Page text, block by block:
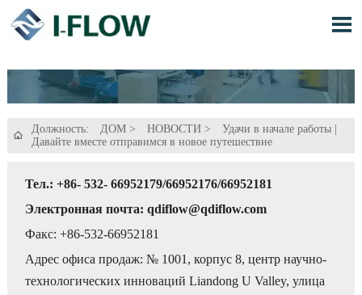


Должность: ДОМ> НОВОСТИ>
Удачи в начале работы |
Давайте вместе отправимся в новое путешествие
Тел.: +86- 532- 66952179/66952176/66952181
Электронная почта: qdiflow@qdiflow.com
Факс: +86-532-66952181
Адрес офиса продаж: № 1001, корпус 8, центр научно-
технологических инноваций Liandong U Valley, улица